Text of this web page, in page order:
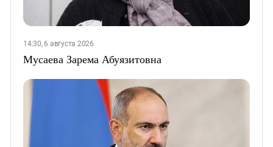
14:30, 6 августа 2026
Мусаева Зарема Абуязитовна